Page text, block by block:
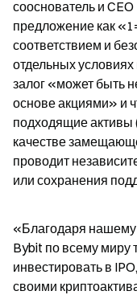
сооснователь и
предложение как
соответствием и
отдельных условиях
залог «может быть
основе акциями» и
подходящие активы
качестве
проводит
или сохранения
«Благодаря нашему
Bybit по всему миру
инвестировать в
своими